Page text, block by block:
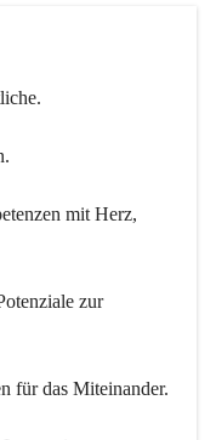
mit Herz,
zur
für das Miteinander.